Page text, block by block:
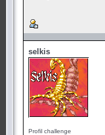
selkis
Profil challenge